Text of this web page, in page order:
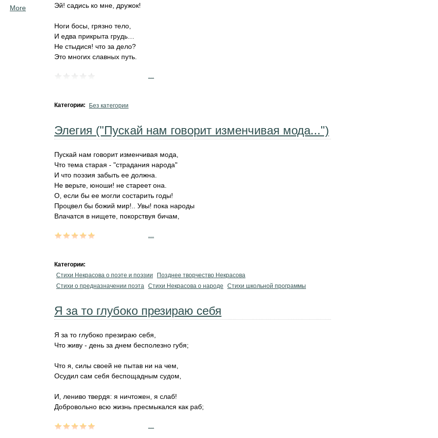
Эй! садись ко мне, дружок!
Ноги босы, грязно тело,
И едва прикрыта грудь…
Не стыдися! что за дело?
Это многих славных путь.
Категории: Без категории
Элегия ("Пускай нам говорит изменчивая мода...")
Пускай нам говорит изменчивая мода,
Что тема старая - "страдания народа"
И что поэзия забыть ее должна.
Не верьте, юноши! не стареет она.
О, если бы ее могли состарить годы!
Процвел бы божий мир!.. Увы! пока народы
Влачатся в нищете, покорствуя бичам,
Категории:
Стихи Некрасова о поэте и поэзии
Позднее творчество Некрасова
Стихи о предназначении поэта Стихи Некрасова о народе Стихи школьной программы
Я за то глубоко презираю себя
Я за то глубоко презираю себя,
Что живу - день за днем бесполезно губя;
Что я, силы своей не пытав ни на чем,
Осудил сам себя беспощадным судом,
И, лениво твердя: я ничтожен, я слаб!
Добровольно всю жизнь пресмыкался как раб;
More